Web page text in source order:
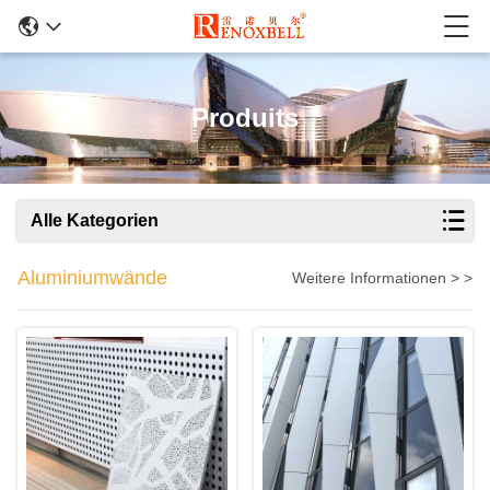
Produits
Alle Kategorien
Aluminiumwände Weitere Informationen > >